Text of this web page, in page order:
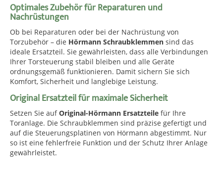
Optimales Zubehör für Reparaturen und
Nachrüstungen
Ob bei Reparaturen oder bei der Nachrüstung von
Torzubehör – die Hörmann Schraubklemmen sind das
ideale Ersatzteil. Sie gewährleisten, dass alle Verbindungen
Ihrer Torsteuerung stabil bleiben und alle Geräte
ordnungsgemäß funktionieren. Damit sichern Sie sich
Komfort, Sicherheit und langlebige Leistung.
Original Ersatzteil für maximale Sicherheit
Setzen Sie aufOriginal-Hörmann Ersatzteile für Ihre
Toranlage. Die Schraubklemmen sind präzise gefertigt und
auf die Steuerungsplatinen von Hörmann abgestimmt. Nur
so ist eine fehlerfreie Funktion und der Schutz Ihrer Anlage
gewährleistet.